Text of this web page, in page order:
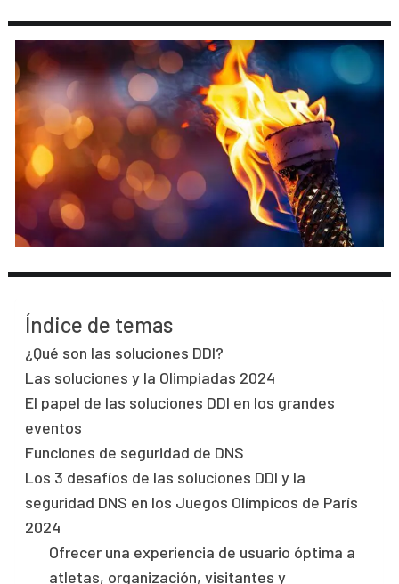
Índice de temas
¿Qué son las soluciones DDI?
Las soluciones y la Olimpiadas 2024
El papel de las soluciones DDI en los grandes
eventos
Funciones de seguridad de DNS
Los 3 desafíos de las soluciones DDI y la
seguridad DNS en los Juegos Olímpicos de París
2024
Ofrecer una experiencia de usuario óptima a
atletas, organización, visitantes y